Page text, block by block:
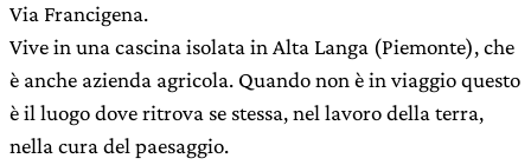
Via Francigena.
Vive in una cascina isolata in Alta Langa (Piemonte), che
è anche azienda agricola. Quando non è in viaggio questo
è il luogo dove ritrova se stessa, nel lavoro della terra,
nella cura del paesaggio.